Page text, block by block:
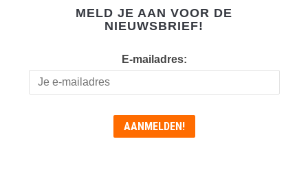
MELD JE AAN VOOR DE
NIEUWSBRIEF!
E-mailadres: